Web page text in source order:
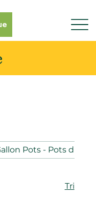
Pots - Pots d'un
Tri